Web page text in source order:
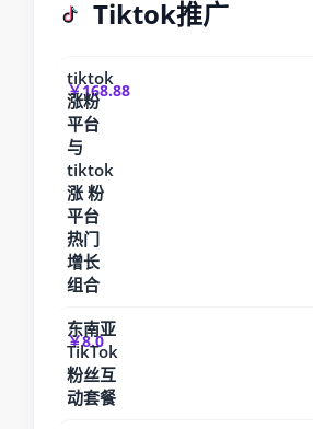
Tiktok推广
tiktok
涨粉
平台
与
tiktok
涨 粉
平台
热门
增长
组合
￥168.88
东南亚
TikTok
粉丝互
动套餐
￥8.0